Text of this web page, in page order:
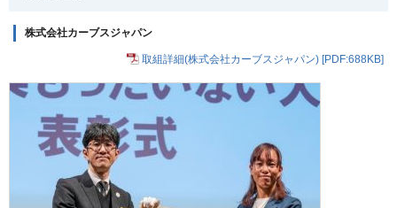
株式会社カーブスジャパン
取組詳細(株式会社カーブスジャパン) [PDF:688KB]